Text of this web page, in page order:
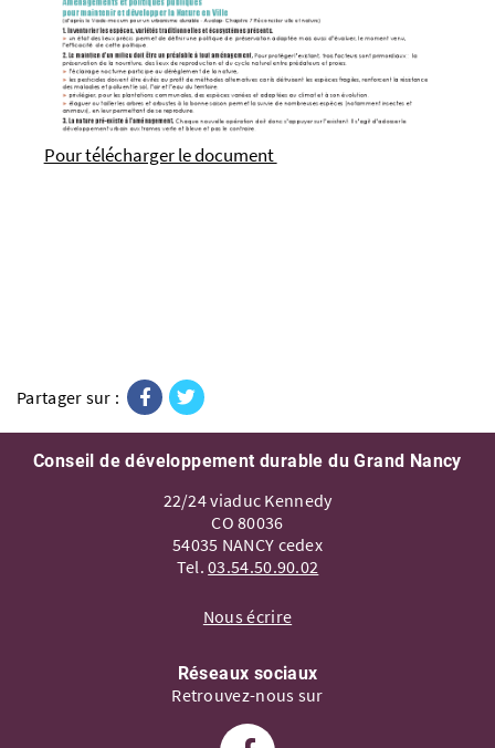
Pour télécharger le document
Partager sur : Facebook
Conseil de développement durable du Grand Nancy
22/24 viaduc Kennedy
CO 80036
54035 NANCY cedex
Tel.03.54.50.90.02
Nous écrire
Réseaux sociaux
Retrouvez-nous sur
Suivez-nous sur Facebook